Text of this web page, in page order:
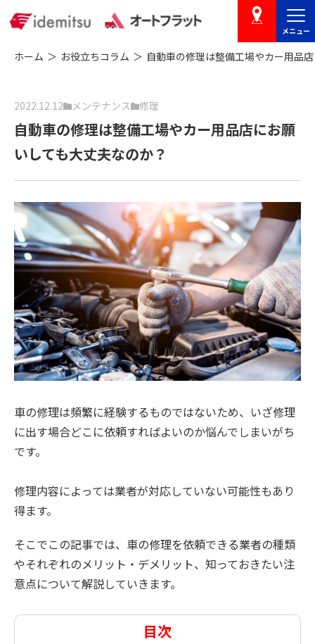
店舗を探す
メニュー
ホーム お役立ちコラム 自動車の修理は整備工場やカー用品
2022.12.12 メンテナンス 修理
自動車の修理は整備工場やカー用品店にお願
いしても大丈夫なのか？
車の修理は頻繁に経験するものではないため、いざ修理
に出す場合どこに依頼すればよいのか悩んでしまいがち
です。
修理内容によっては業者が対応していない可能性もあり
得ます。
そこでこの記事では、車の修理を依頼できる業者の種類
やそれぞれのメリット・デメリット、知っておきたい注
意点について解説していきます。
目次